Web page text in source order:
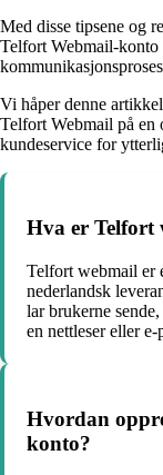
Med disse tipsene og
Telfort Webmail-
Vi håper denne
Telfort Webmail på en
kundeservice for
Hva er Telfort
Telfort webmail er
nederlandsk
lar brukerne
en nettleser eller
Hvordan
konto?